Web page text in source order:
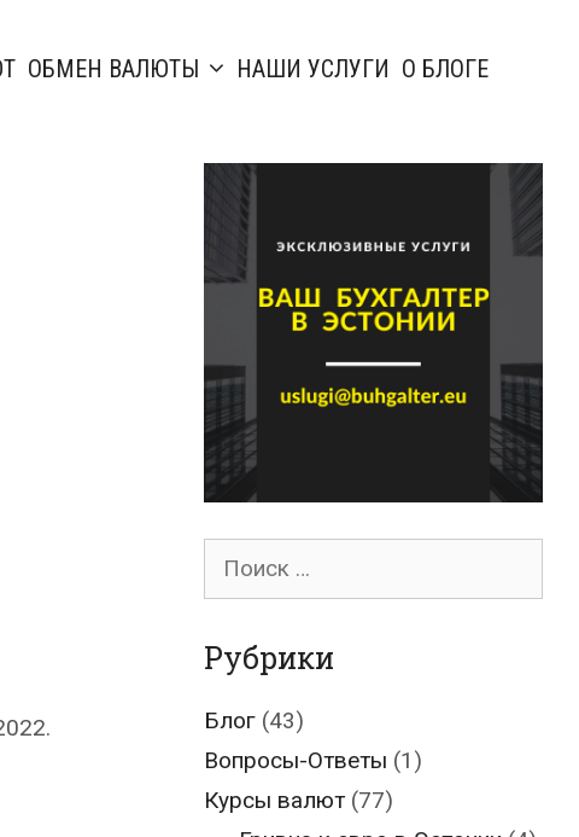
ОБМЕН ВАЛЮТЫ НАШИ УСЛУГИ О БЛОГЕ
Поиск
Рубрики
Блог (43)
Вопросы-Ответы (1)
Курсы валют (77)